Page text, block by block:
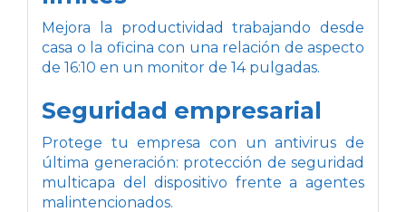
Mejora la productividad trabajando desde
casa o la oficina con una relación de aspecto
de 16:10 en un monitor de 14 pulgadas.
Seguridad empresarial
Protege tu empresa con un antivirus de
última generación: protección de seguridad
multicapa del dispositivo frente a agentes
malintencionados.